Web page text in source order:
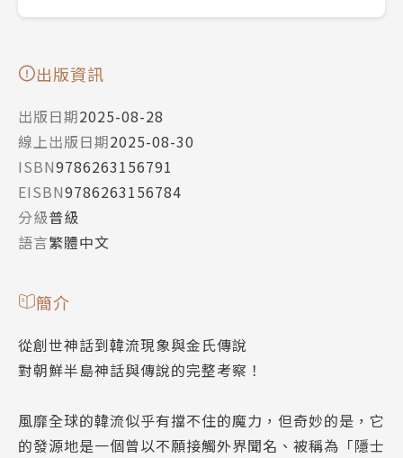
出版資訊
出版日期2025-08-28
線上出版日期2025-08-30
ISBN9786263156791
EISBN9786263156784
分級普級
語言繁體中文
簡介
從創世神話到韓流現象與金氏傳說
對朝鮮半島神話與傳說的完整考察！
風靡全球的韓流似乎有擋不住的魔力，但奇妙的是，它
的發源地是一個曾以不願接觸外界聞名、被稱為「隱士